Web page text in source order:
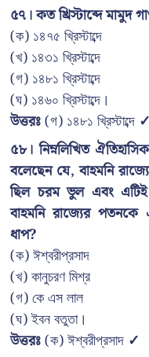
৫৭। কত খ্রিস্টাব্দে মামুদ
(ক) ১৪৭৫ খ্রিস্টাব্দে
(খ) ১৪৩১ খ্রিস্টাব্দে
(গ) ১৪৮১ খ্রিস্টাব্দে
(ঘ) ১৪৬০ খ্রিস্টাব্দে।
উত্তরঃ(গ) ১৪৮১ খ্রিস্টাব্দে ✓
৫৮। নিম্নলিখিত
বলেছেন যে, বাহমনি
ছিল চরম ভুল এবং
বাহমনি রাজ্যের
ধাপ?
(ক) ঈশ্বরীপ্রসাদ
(খ) কানুচরণ মিশ্র
(গ) কে এস লাল
(ঘ) ইবন বতুতা।
উত্তরঃ(ক) ঈশ্বরীপ্রসাদ ✓